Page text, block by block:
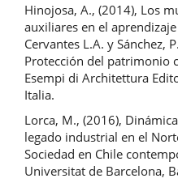
Hinojosa, A., (2014), Los
auxiliares en el
Cervantes L.A. y Sánchez,
Protección del patrimonio
Esempi di Architettura
Italia.
Lorca, M., (2016),
legado industrial en el
Sociedad en Chile
Universitat de Barcelona,